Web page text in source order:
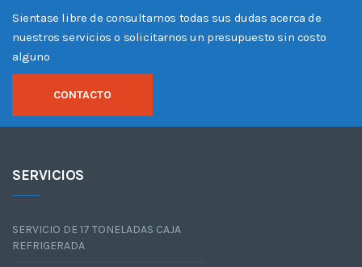
Sientase libre de consultarnos todas sus dudas acerca de
nuestros servicios o solicitarnos un presupuesto sin costo
alguno
CONTACTO
SERVICIOS
SERVICIO DE 17 TONELADAS CAJA
REFRIGERADA